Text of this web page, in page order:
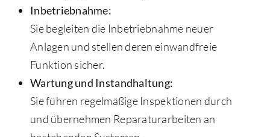
Inbetriebnahme:
Sie begleiten die Inbetriebnahme neuer
Anlagen und stellen deren einwandfreie
Funktion sicher.
Wartung und Instandhaltung:
Sie führen regelmäßige Inspektionen durch
und übernehmen Reparaturarbeiten an